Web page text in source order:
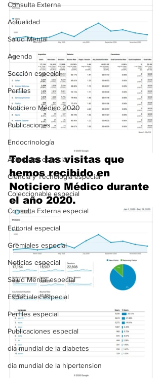
Consulta Externa
Actualidad
Salud Mental
Agenda
Sección especial
Perfiles
Noticiero Médico 2020
Publicaciones
Endocrinología
Actualidad especial
Ciencia y Tecnología especial
Coleccionable especial
Consulta Externa especial
Editorial especial
Gremiales especial
Noticias especial
Salud Mental especial
Especiales especial
Perfiles especial
Publicaciones especial
dia mundial de la diabetes
dia mundial de la hipertension
Todas las visitas que
hemos recibido en
Noticiero Médico durante
el año 2020.